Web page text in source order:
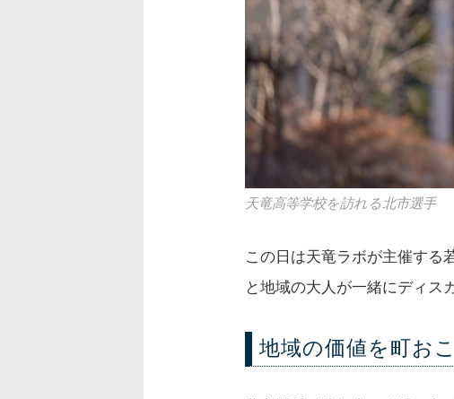
天竜高等学校を訪れる北市選手
この日は天竜ラボが主催する
と地域の大人が一緒にディス
地域の価値を町お